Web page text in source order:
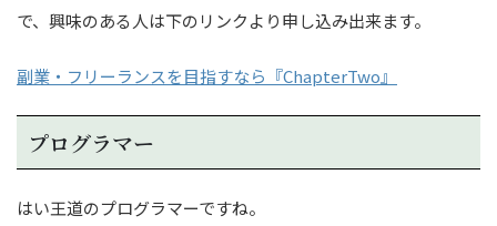
で、興味のある人は下のリンクより申し込み出来ます。
副業・フリーランスを目指すなら『ChapterTwo』
プログラマー
はい王道のプログラマーですね。